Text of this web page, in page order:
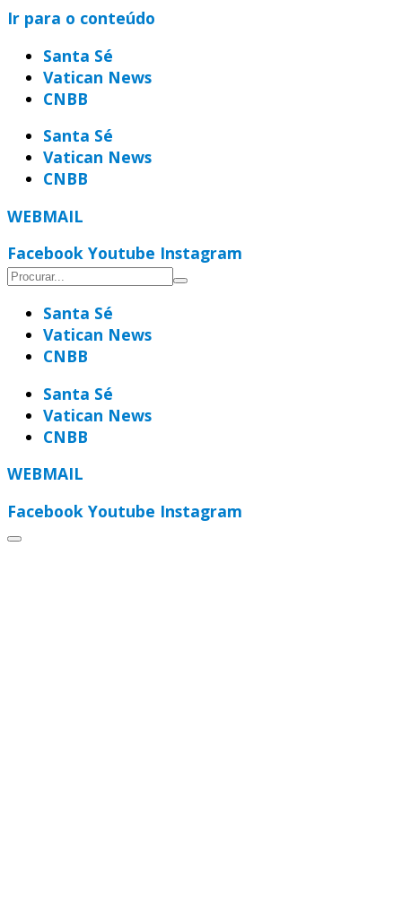
Ir para o conteúdo
Santa Sé
Vatican News
CNBB
Santa Sé
Vatican News
CNBB
WEBMAIL
Facebook Youtube Instagram
Santa Sé
Vatican News
CNBB
Santa Sé
Vatican News
CNBB
WEBMAIL
Facebook Youtube Instagram